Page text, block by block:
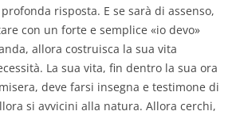
risposta. E se sarà di assenso,
con un forte e semplice «io devo»
allora costruisca la sua vita
La sua vita, fin dentro la sua ora
deve farsi insegna e testimone di
si avvicini alla natura. Allora cerchi,